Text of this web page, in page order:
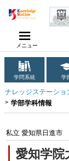
メニュー
学問系統 学
ナレッジステーショ
学部学科情報
愛知学院
私立 愛知県日進市